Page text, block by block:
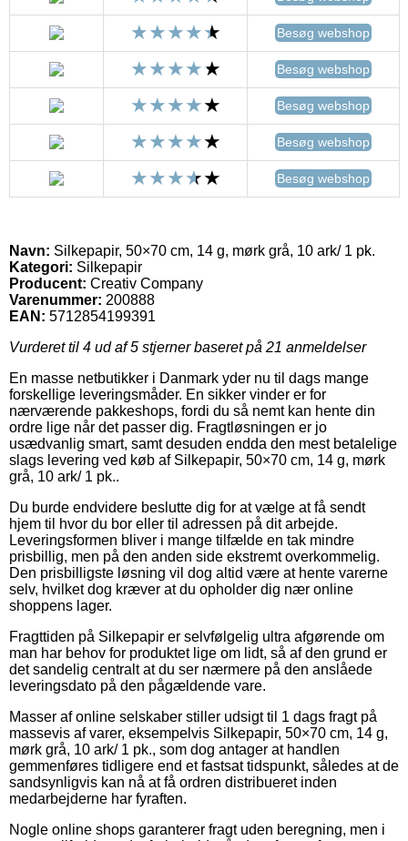
Besøg webshop
Besøg webshop
Besøg webshop
Besøg webshop
Besøg webshop
Navn: Silkepapir, 50×70 cm, 14 g, mørk grå, 10 ark/ 1 pk.
Kategori: Silkepapir
Producent: Creativ Company
Varenummer: 200888
EAN: 5712854199391
Vurderet til 4 ud af 5 stjerner baseret på 21 anmeldelser
En masse netbutikker i Danmark yder nu til dags mange
forskellige leveringsmåder. En sikker vinder er for
nærværende pakkeshops, fordi du så nemt kan hente din
ordre lige når det passer dig. Fragtløsningen er jo
usædvanlig smart, samt desuden endda den mest betalelige
slags levering ved køb af Silkepapir, 50×70 cm, 14 g, mørk
grå, 10 ark/ 1 pk..
Du burde endvidere beslutte dig for at vælge at få sendt
hjem til hvor du bor eller til adressen på dit arbejde.
Leveringsformen bliver i mange tilfælde en tak mindre
prisbillig, men på den anden side ekstremt overkommelig.
Den prisbilligste løsning vil dog altid være at hente varerne
selv, hvilket dog kræver at du opholder dig nær online
shoppens lager.
Fragttiden på Silkepapir er selvfølgelig ultra afgørende om
man har behov for produktet lige om lidt, så af den grund er
det sandelig centralt at du ser nærmere på den anslåede
leveringsdato på den pågældende vare.
Masser af online selskaber stiller udsigt til 1 dags fragt på
massevis af varer, eksempelvis Silkepapir, 50×70 cm, 14 g,
mørk grå, 10 ark/ 1 pk., som dog antager at handlen
gemmenføres tidligere end et fastsat tidspunkt, således at de
sandsynligvis kan nå at få ordren distribueret inden
medarbejderne har fyraften.
Nogle online shops garanterer fragt uden beregning, men i